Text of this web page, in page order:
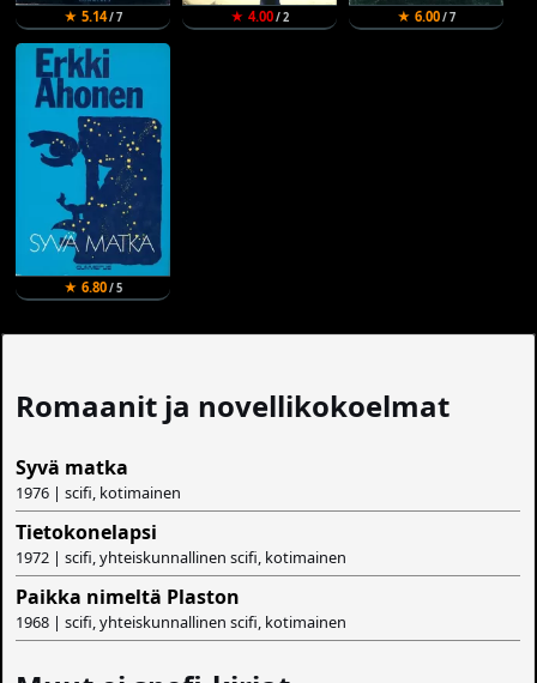
★ 5.14/ 7 ★ 4.00/ 2 ★ 6.00/ 7
★ 6.80/ 5
Romaanit ja novellikokoelmat
Syvä matka
1976 | scifi, kotimainen
Tietokonelapsi
1972 | scifi, yhteiskunnallinen scifi, kotimainen
Paikka nimeltä Plaston
1968 | scifi, yhteiskunnallinen scifi, kotimainen